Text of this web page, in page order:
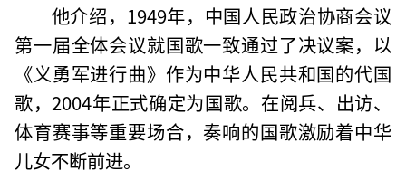
他介绍，1949年，中国人民政治协商会议
第一届全体会议就国歌一致通过了决议案，以
《义勇军进行曲》作为中华人民共和国的代国
歌，2004年正式确定为国歌。在阅兵、出访、
体育赛事等重要场合，奏响的国歌激励着中华
儿女不断前进。